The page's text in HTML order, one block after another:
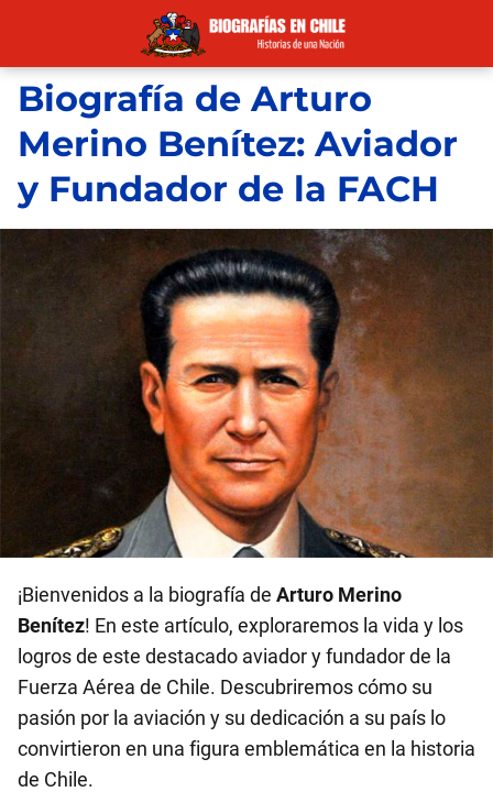
Biografía de Arturo
Merino Benítez: Aviador
y Fundador de la FACH
¡Bienvenidos a la biografía de Arturo Merino
Benítez! En este artículo, exploraremos la vida y los
logros de este destacado aviador y fundador de la
Fuerza Aérea de Chile. Descubriremos cómo su
pasión por la aviación y su dedicación a su país lo
convirtieron en una figura emblemática en la historia
de Chile.